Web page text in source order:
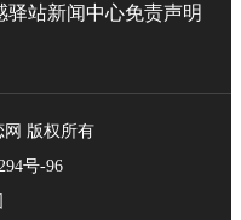
驿站新闻中心免责声明
版权所有
号-96